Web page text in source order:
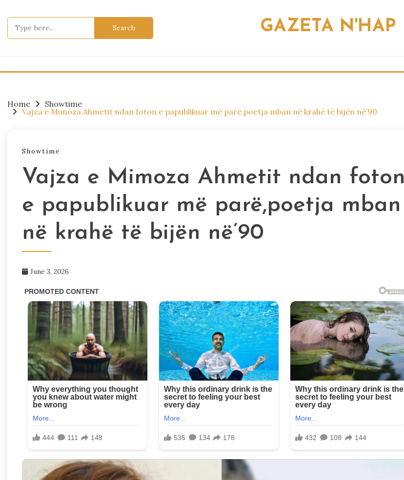
to
content
GAZETA N'HAP
Home
Showtime
Vajza e Mimoza Ahmetit ndan foton e papublikuar më parë,poetja mban në krahë të bijën në’90
Showtime
Vajza e Mimoza Ahmetit ndan foton
e papublikuar më parë,poetja mban
në krahë të bijën në’90
June 3, 2026